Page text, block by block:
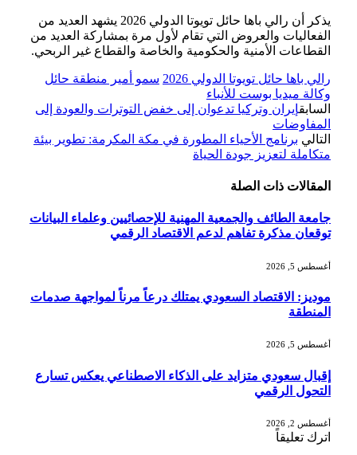
يذكر أن رالي باها حائل تويوتا الدولي 2026 يشهد العديد من
الفعاليات والعروض التي تقام لأول مرة بمشاركة العديد من
القطاعات الأمنية والحكومية والخاصة والقطاع غير الربحي.
رالي باها حائل تويوتا الدولي 2026
سمو أمير منطقة حائل
وكالة ميديا بوست للأنباء
السابقإيران وتركيا تدعوان إلى خفض التوترات والعودة إلى
المفاوضات
التالي برنامج الأحياء المطورة في مكة المكرمة: تطوير بيئة
متكاملة لتعزيز جودة الحياة
المقالات ذات الصلة
جامعة الطائف والجمعية المهنية للإحصائيين وعلماء البيانات
توقعان مذكرة تفاهم لدعم الاقتصاد الرقمي
أغسطس 5, 2026
موديز: الاقتصاد السعودي يمتلك درعاً مرناً لمواجهة صدمات
المنطقة
أغسطس 5, 2026
إقبال سعودي متزايد على الذكاء الاصطناعي يعكس تسارع
التحول الرقمي
أغسطس 2, 2026
اترك تعليقاً